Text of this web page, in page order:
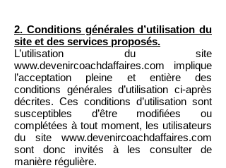
2. Conditions générales d’utilisation du
site et des services proposés.
L’utilisation du site
www.devenircoachdaffaires.com implique
l’acceptation pleine et entière des
conditions générales d’utilisation ci-après
décrites. Ces conditions d’utilisation sont
susceptibles d’être modifiées ou
complétées à tout moment, les utilisateurs
du site www.devenircoachdaffaires.com
sont donc invités à les consulter de
manière régulière.